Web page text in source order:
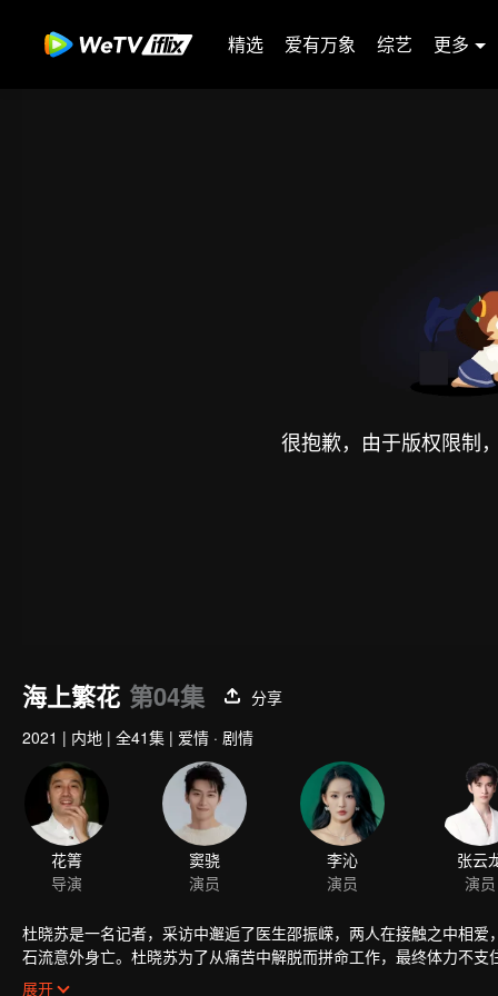
精选 爱有万象 综艺 更多
很抱歉，由于版权限制
海上繁花 第04集
分享
2021 | 内地 | 全41集 | 爱情 · 剧情
花箐
导演
窦骁
演员
李沁
演员
张云
演员
杜晓苏是一名记者，采访中邂逅了医生邵振嵘，两人在接触之中相
石流意外身亡。杜晓苏为了从痛苦中解脱而拼命工作，最终体力不
感动着，默默地在暗中帮助她。这引起了富家女蒋繁禄的不满，她
展开